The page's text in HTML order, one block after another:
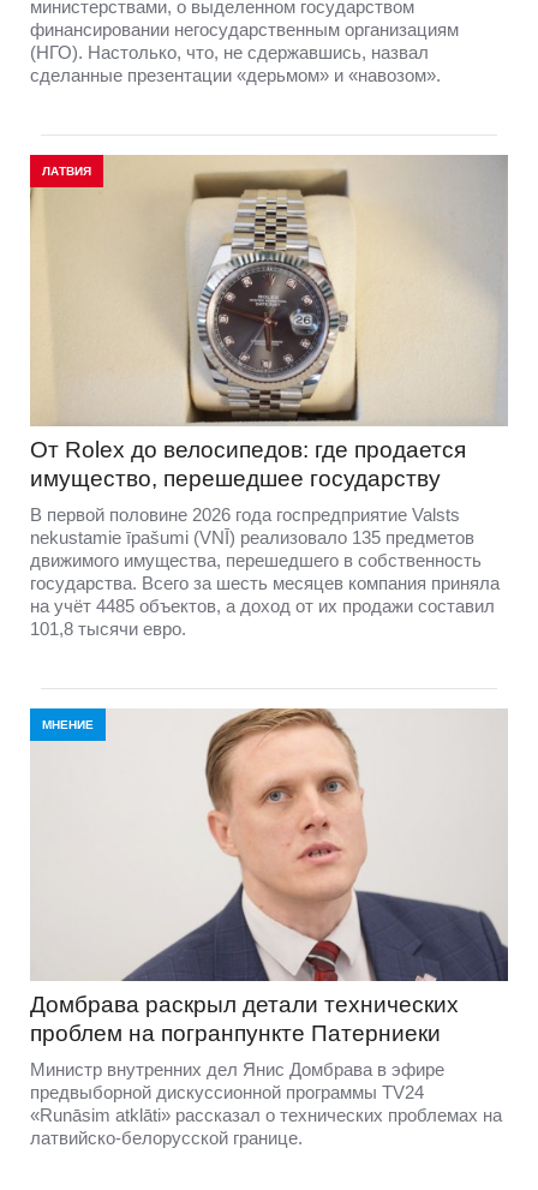
министерствами, о выделенном государством
финансировании негосударственным организациям
(НГО). Настолько, что, не сдержавшись, назвал
сделанные презентации «дерьмом» и «навозом».
ЛАТВИЯ
От Rolex до велосипедов: где продается
имущество, перешедшее государству
В первой половине 2026 года госпредприятие Valsts
nekustamie īpašumi (VNĪ) реализовало 135 предметов
движимого имущества, перешедшего в собственность
государства. Всего за шесть месяцев компания приняла
на учёт 4485 объектов, а доход от их продажи составил
101,8 тысячи евро.
МНЕНИЕ
Домбравa раскрыл детали технических
проблем на погранпункте Патерниеки
Министр внутренних дел Янис Домбрава в эфире
предвыборной дискуссионной программы TV24
«Runāsim atklāti» рассказал о технических проблемах на
латвийско-белорусской границе.